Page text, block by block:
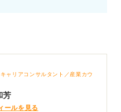
ャリアコンサルタント／産業カウ
芳
ールを見る